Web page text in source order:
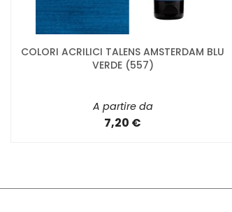
COLORI ACRILICI TALENS AMSTERDAM BLU
VERDE (557)
A partire da
7,20 €